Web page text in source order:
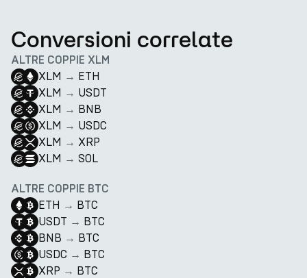
Conversioni correlate
ALTRE COPPIE XLM
XLM → ETH
XLM → USDT
XLM → BNB
XLM → USDC
XLM → XRP
XLM → SOL
ALTRE COPPIE BTC
ETH → BTC
USDT → BTC
BNB → BTC
USDC → BTC
XRP → BTC